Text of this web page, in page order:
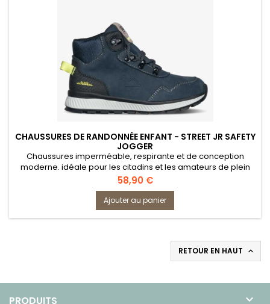
CHAUSSURES DE RANDONNÉE ENFANT - STREET JR SAFETY
JOGGER
Chaussures imperméable, respirante et de conception
moderne. idéale pour les citadins et les amateurs de plein
air.
Prix
58,90 €
Ajouter au panier
RETOUR EN HAUT 
PRODUITS 